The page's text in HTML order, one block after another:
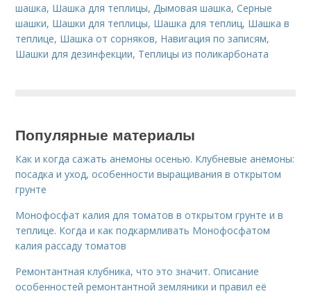
шашка, Шашка для теплицы,Дымовая шашка,Серные
шашки, Шашки для теплицы, Шашка для теплиц, Шашка в
теплице, Шашка от сорняков, Навигация по записям,
Шашки для дезинфекции, Теплицы из поликарбоната
Популярные материалы
Как и когда сажать анемоны осенью. Клубневые анемоны:
посадка и уход, особенности выращивания в открытом
грунте
Монофосфат калия для томатов в открытом грунте и в
теплице. Когда и как подкармливать Монофосфатом
калия рассаду томатов
Ремонтантная клубника, что это значит. Описание
особенностей ремонтантной земляники и правил её